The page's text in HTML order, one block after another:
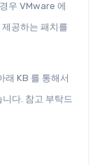
우 VMware 에
공하는 패치를
KB 를 통해서
다. 참고 부탁드